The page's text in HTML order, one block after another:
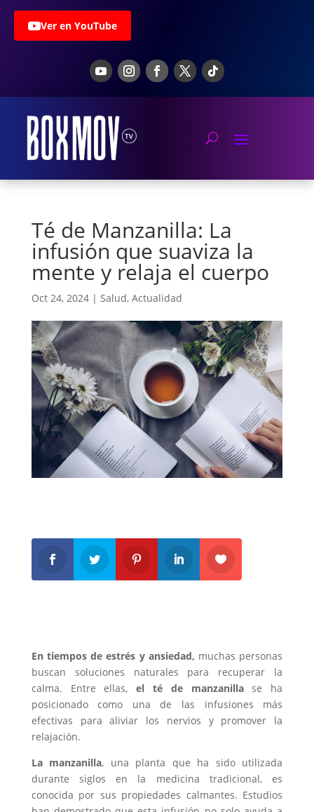
Ver en YouTube
Té de Manzanilla: La
infusión que suaviza la
mente y relaja el cuerpo
Oct 24, 2024| Salud, Actualidad
En tiempos de estrés y ansiedad, muchas personas
buscan soluciones naturales para recuperar la
calma. Entre ellas,el té de manzanillase ha
posicionado como una de las infusiones más
efectivas para aliviar los nervios y promover la
relajación.
La manzanilla, una planta que ha sido utilizada
durante siglos en la medicina tradicional, es
conocida por sus propiedades calmantes. Estudios